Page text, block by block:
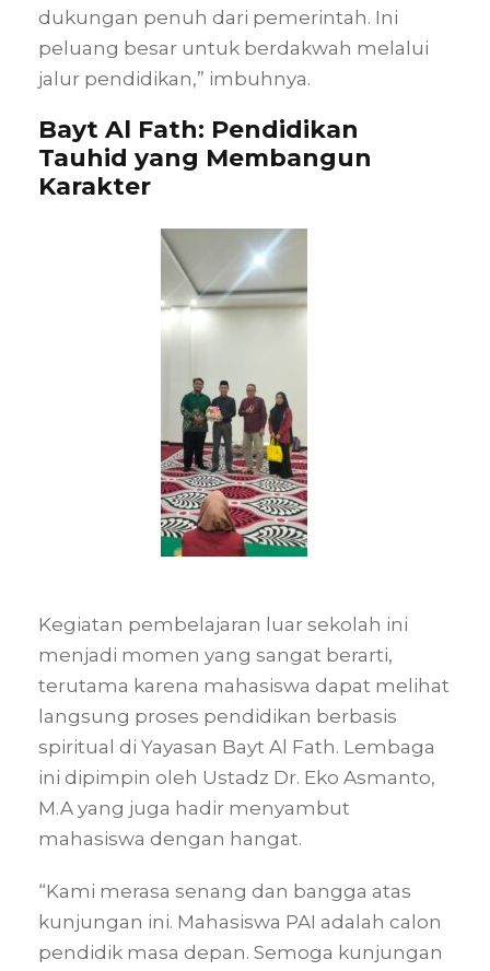
dukungan penuh dari pemerintah. Ini
peluang besar untuk berdakwah melalui
jalur pendidikan,” imbuhnya.
Bayt Al Fath: Pendidikan
Tauhid yang Membangun
Karakter
Kegiatan pembelajaran luar sekolah ini
menjadi momen yang sangat berarti,
terutama karena mahasiswa dapat melihat
langsung proses pendidikan berbasis
spiritual di Yayasan Bayt Al Fath. Lembaga
ini dipimpin oleh Ustadz Dr. Eko Asmanto,
M.A yang juga hadir menyambut
mahasiswa dengan hangat.
“Kami merasa senang dan bangga atas
kunjungan ini. Mahasiswa PAI adalah calon
pendidik masa depan. Semoga kunjungan